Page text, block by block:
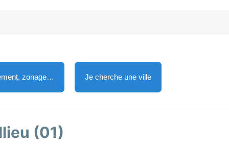
zonage… Je cherche une ville
(01)